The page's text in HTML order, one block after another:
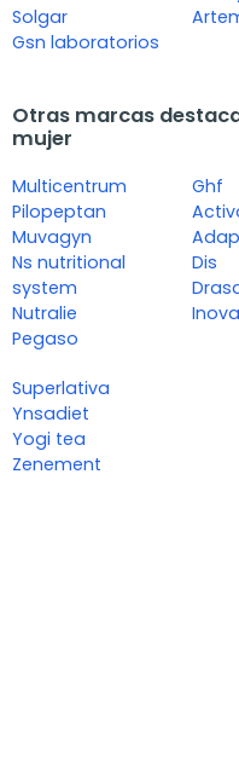
Solgar
Gsn laboratorios
Otras marcas
mujer
Multicentrum
Pilopeptan
Muvagyn
Ns nutritional
system
Nutralie
Pegaso
Ghf
Dis
Superlativa
Ynsadiet
Yogi tea
Zenement